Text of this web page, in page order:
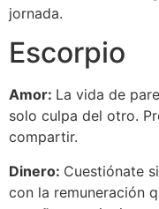
jornada.
Escorpio
Amor: La vida de
solo culpa del otro.
compartir.
Dinero: Cuestiónate
con la remuneración